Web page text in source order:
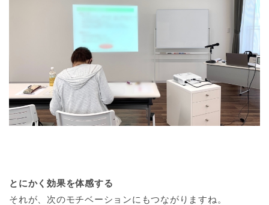
とにかく効果を体感する
それが、次のモチベーションにもつながりますね。